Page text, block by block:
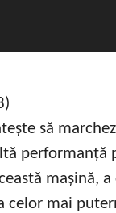
)
să
performanță
mașină,
celor mai